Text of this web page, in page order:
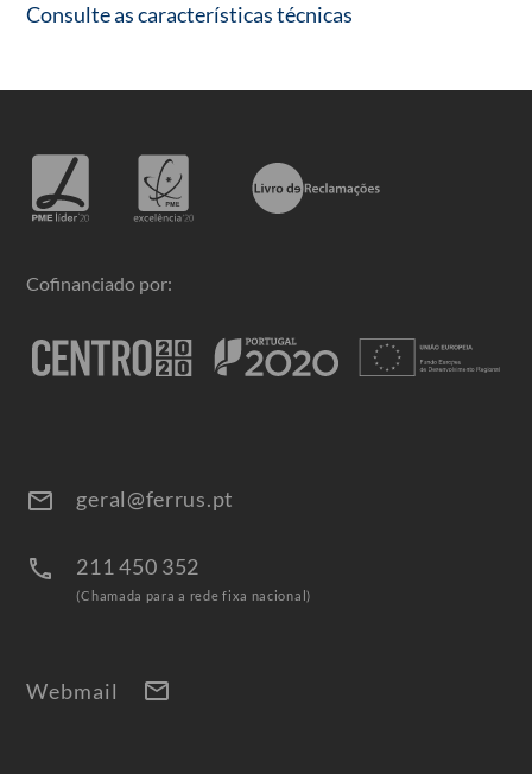
Consulte as características técnicas
Cofinanciado por:
email geral@ferrus.pt
call 211 450 352
(Chamada para a rede fixa nacional)
Webmail mail